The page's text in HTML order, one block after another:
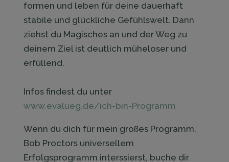
formen und leben für deine dauerhaft
stabile und glückliche Gefühlswelt. Dann
ziehst du Magisches an und der Weg zu
deinem Ziel ist ​deutlich müheloser und
erfüllend.
Infos findest du unter ​
www.evalueg.de/ich-bin-Programm
Wenn du dich für mein großes Programm, ​
Bob Proctors universellem
Erfolgsprogramm interssierst, buche dir